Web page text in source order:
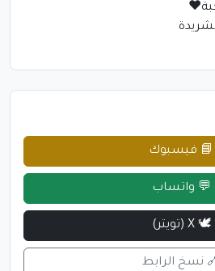
📘 فيسبوك
💬 واتساب
🕊 X (تويتر)
نسخ الرابط